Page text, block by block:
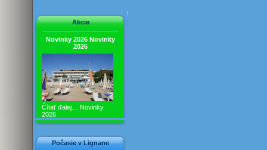
Akcie
Novinky 2026 Novinky
2026
Čítať ďalej… Novinky
2026
Počasie v Lignane